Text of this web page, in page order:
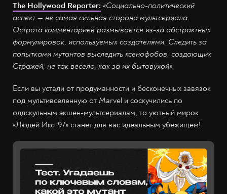
The Hollywood Reporter: «Социально-политический
аспект — не самая сильная сторона мультсериала.
Острота комментариев размывается из-за абстрактных
формулировок, используемых создателями. Следить за
попытками мутантов выследить ксенофобов, создающих
Стражей, не так весело, как за их бытовухой».
Если вы устали от продуманности и бесконечных завязок
под мультивселенную от Marvel и соскучились по
олдскульным экшен-мультсериалам, то уютный мирок
«Людей Икс ’97» станет для вас идеальным убежищем!